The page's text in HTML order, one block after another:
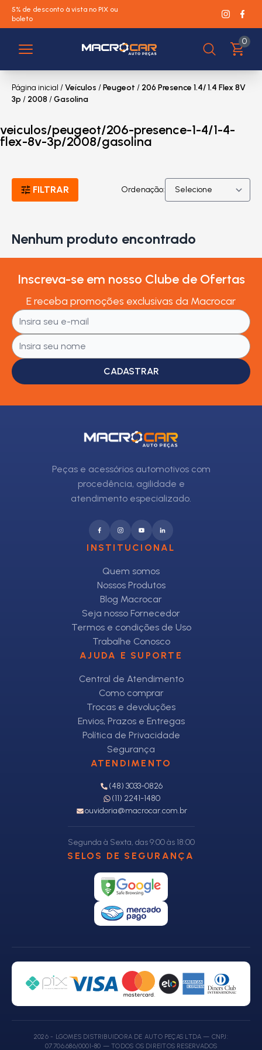
5% de desconto à vista no PIX ou
boleto
0
Página inicial /Veículos /Peugeot / 206 Presence 1.4/ 1.4 Flex 8V
3p/ 2008 /Gasolina
veiculos/peugeot/206-presence-1-4/1-4-
flex-8v-3p/2008/gasolina
FILTRAR Ordenação:
Nenhum produto encontrado
Inscreva-se em nosso Clube de Ofertas
E receba promoções exclusivas da Macrocar
CADASTRAR
Peças e acessórios automotivos com
procedência, agilidade e
atendimento especializado.
INSTITUCIONAL
Quem somos
Nossos Produtos
Blog Macrocar
Seja nosso Fornecedor
Termos e condições de Uso
Trabalhe Conosco
AJUDA E SUPORTE
Central de Atendimento
Como comprar
Trocas e devoluções
Envios, Prazos e Entregas
Política de Privacidade
Segurança
ATENDIMENTO
(48) 3033-0826
(11) 2241-1480
ouvidoria@macrocar.com.br
Segunda à Sexta, das 9:00 às 18:00
SELOS DE SEGURANÇA
2026 - LGOMES DISTRIBUIDORA DE AUTO PEÇAS LTDA — CNPJ:
07.706.686/0001-80 — TODOS OS DIREITOS RESERVADOS